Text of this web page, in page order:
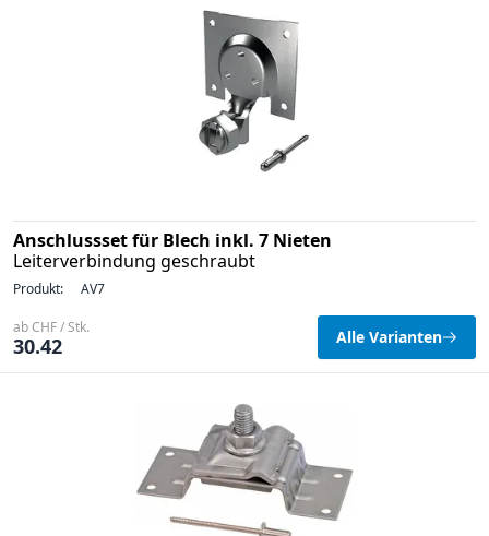
Anschlussset für Blech inkl. 7 Nieten
Leiterverbindung geschraubt
Produkt: AV7
ab CHF / Stk.
30.42 Alle Varianten